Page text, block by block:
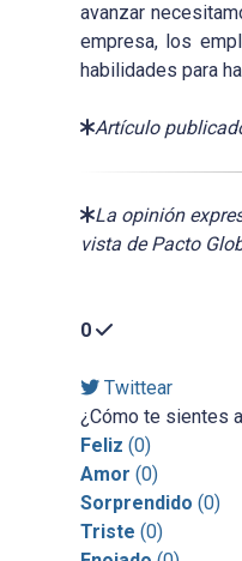
avanzar
empresa, los
habilidades para
Artículo
La opinión
vista de Pacto
0
Twittear
¿Cómo te sientes
Feliz (0)
Amor (0)
Sorprendido (0)
Triste (0)